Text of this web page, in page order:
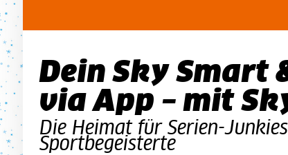
Dein Sky Smart
via App – mit
Die Heimat für Serien-
Sportbegeisterte